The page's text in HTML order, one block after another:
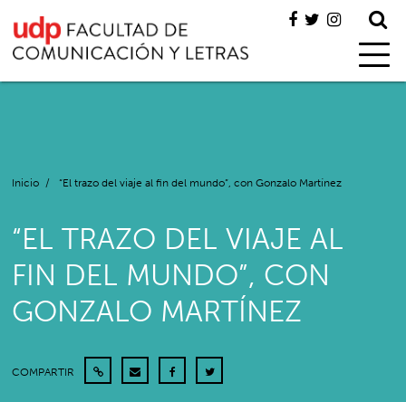
Inicio / “El trazo del viaje al fin del mundo”, con Gonzalo Martínez
“EL TRAZO DEL VIAJE AL
FIN DEL MUNDO”, CON
GONZALO MARTÍNEZ
COMPARTIR